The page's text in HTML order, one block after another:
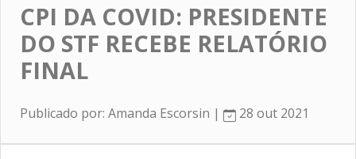
CPI DA COVID: PRESIDENTE
DO STF RECEBE RELATÓRIO
FINAL
Publicado por: Amanda Escorsin | 28 out 2021